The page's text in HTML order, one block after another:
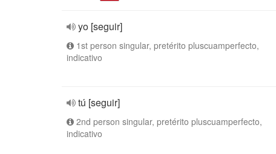
yo [seguir]
1st person singular, pretérito pluscuamperfecto,
indicativo
tú [seguir]
2nd person singular, pretérito pluscuamperfecto,
indicativo